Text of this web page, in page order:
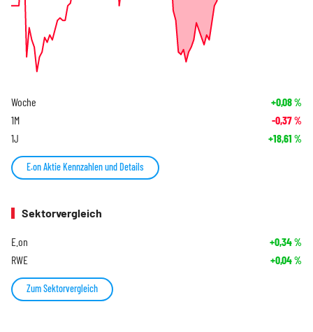
Woche +0,08%
1M -0,37%
1J +18,61 %
E.on Aktie Kennzahlen und Details
Sektorvergleich
E.on +0,34%
RWE +0,04%
Zum Sektorvergleich